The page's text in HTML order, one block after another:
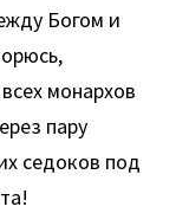
Богом и
монархов
пару
седоков под